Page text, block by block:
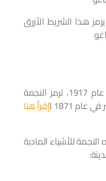
هذا الشريط الأزرق
1. وفقاً للتصميم الأصلي عام 1917، ترمز النجمة
1871 (
إقرأ هنا
للأشياء المادية